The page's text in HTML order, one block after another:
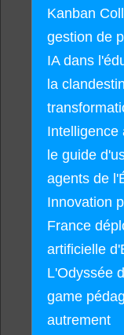
Kanban
gestion de
IA dans
la
Intelligence
le guide
agents de
Innovation
France
artificielle
L'Odyssée
game
autrement